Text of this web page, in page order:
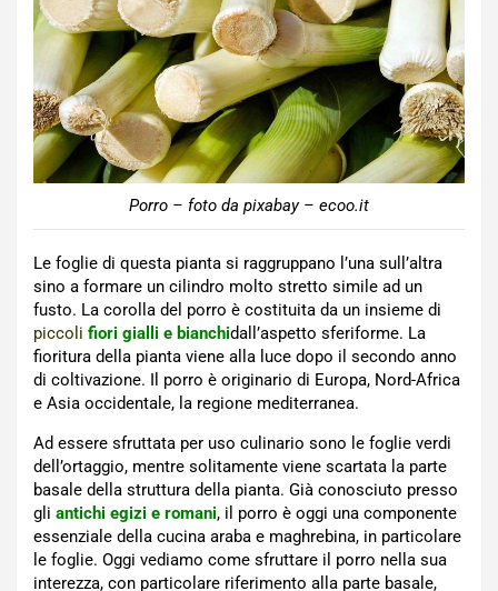
Porro – foto da pixabay – ecoo.it
Le foglie di questa pianta si raggruppano l’una sull’altra
sino a formare un cilindro molto stretto simile ad un
fusto. La corolla del porro è costituita da un insieme di
piccoli fiori gialli e bianchidall’aspetto sferiforme. La
fioritura della pianta viene alla luce dopo il secondo anno
di coltivazione. Il porro è originario di Europa, Nord-Africa
e Asia occidentale, la regione mediterranea.
Ad essere sfruttata per uso culinario sono le foglie verdi
dell’ortaggio, mentre solitamente viene scartata la parte
basale della struttura della pianta. Già conosciuto presso
gli antichi egizi e romani, il porro è oggi una componente
essenziale della cucina araba e maghrebina, in particolare
le foglie. Oggi vediamo come sfruttare il porro nella sua
interezza, con particolare riferimento alla parte basale,